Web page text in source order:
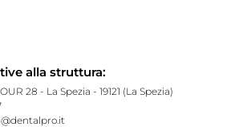
alla struttura:
28 - La Spezia - 19121 (La Spezia)